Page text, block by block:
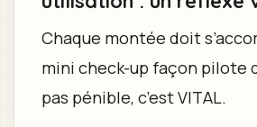
Chaque montée doit
mini check-up façon pilote
pas pénible, c’est VITAL.